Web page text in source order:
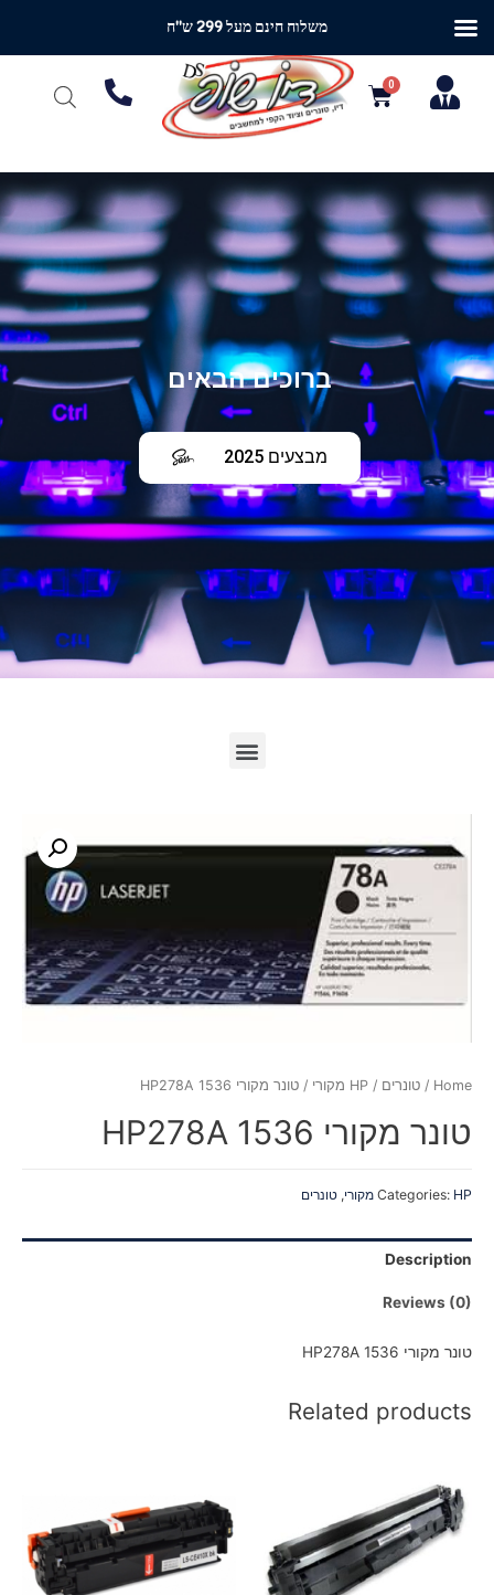
ברוכים הבאים
מבצעים 2025
Home
/ טונרים / HP מקורי / טונר מקורי HP278A 1536
טונר מקורי HP278A 1536
Categories: HP מקורי , טונרים
Description
Reviews (0)
טונר מקורי HP278A 1536
Related products
משלוח חינם מעל 299 ש"ח